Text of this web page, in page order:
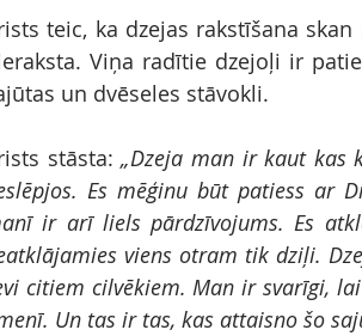
teic, ka dzejas rakstīšana
Viņa radītie dzejoļi ir
un dvēseles stāvokli.
stāsta: „Dzeja man ir kaut kas
Es mēģinu būt patiess ar
ir arī liels pārdzīvojums. Es
viens otram tik dziļi.
citiem cilvēkiem. Man ir svarīgi,
Un tas ir tas, kas attaisno šo